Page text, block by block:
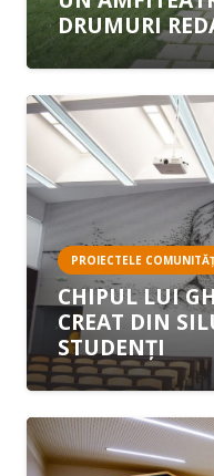
DRUMURI
PROIECTELE
CHIPUL LUI
CREAT DIN
STUDENȚI